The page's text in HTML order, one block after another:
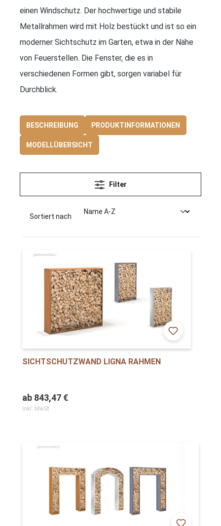
einen Windschutz. Der hochwertige und stabile
Metallrahmen wird mit Holz bestückt und ist so ein
moderner Sichtschutz im Garten, etwa in der Nähe
von Feuerstellen. Die Fenster, die es in
verschiedenen Formen gibt, sorgen variabel für
Durchblick.
BESCHREIBUNG PRODUKTINFORMATIONEN
MODELLÜBERSICHT
Filter
Sortiert nach
SICHTSCHUTZWAND LIGNA RAHMEN
ab 843,47 €
inkl. MwSt